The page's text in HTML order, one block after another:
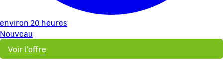
environ 20 heures
Nouveau
Voir l'offre